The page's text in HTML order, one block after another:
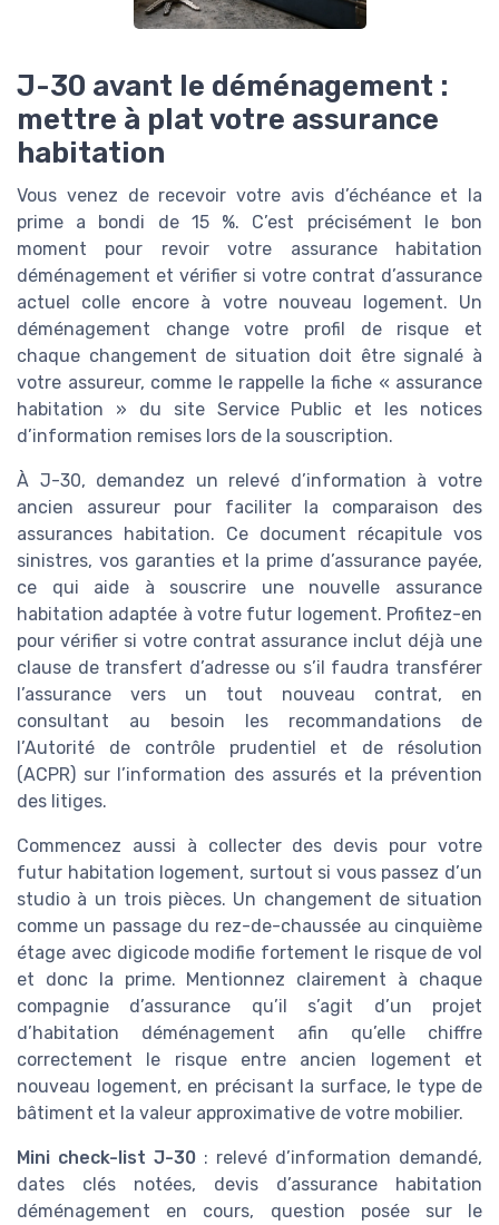
J-30 avant le déménagement :
mettre à plat votre assurance
habitation
Vous venez de recevoir votre avis d’échéance et la
prime a bondi de 15 %. C’est précisément le bon
moment pour revoir votre assurance habitation
déménagement et vérifier si votre contrat d’assurance
actuel colle encore à votre nouveau logement. Un
déménagement change votre profil de risque et
chaque changement de situation doit être signalé à
votre assureur, comme le rappelle la fiche « assurance
habitation » du site Service Public et les notices
d’information remises lors de la souscription.
À J-30, demandez un relevé d’information à votre
ancien assureur pour faciliter la comparaison des
assurances habitation. Ce document récapitule vos
sinistres, vos garanties et la prime d’assurance payée,
ce qui aide à souscrire une nouvelle assurance
habitation adaptée à votre futur logement. Profitez-en
pour vérifier si votre contrat assurance inclut déjà une
clause de transfert d’adresse ou s’il faudra transférer
l’assurance vers un tout nouveau contrat, en
consultant au besoin les recommandations de
l’Autorité de contrôle prudentiel et de résolution
(ACPR) sur l’information des assurés et la prévention
des litiges.
Commencez aussi à collecter des devis pour votre
futur habitation logement, surtout si vous passez d’un
studio à un trois pièces. Un changement de situation
comme un passage du rez-de-chaussée au cinquième
étage avec digicode modifie fortement le risque de vol
et donc la prime. Mentionnez clairement à chaque
compagnie d’assurance qu’il s’agit d’un projet
d’habitation déménagement afin qu’elle chiffre
correctement le risque entre ancien logement et
nouveau logement, en précisant la surface, le type de
bâtiment et la valeur approximative de votre mobilier.
Mini check-list J-30 : relevé d’information demandé,
dates clés notées, devis d’assurance habitation
déménagement en cours, question posée sur le